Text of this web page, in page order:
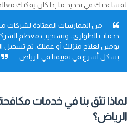
لمساعدتك في تحديد ما إذا كان يمكنك
من الممارسات المعتادة لشركات
خدمات الطوارئ ، وتستجيب معظم
يومين لعلاج منزلك أو عملك. تم تسجيل
بشكل أسرع في تقييمنا في الرياض.
لماذا تثق بنا في خدمات
الرياض؟